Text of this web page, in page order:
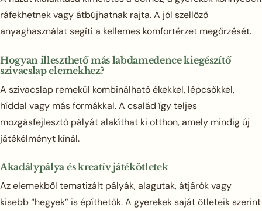
ráfekhetnek vagy átbújhatnak rajta. A jól szellőző
anyaghasználat segíti a kellemes komfortérzet megőrzését.
Hogyan illeszthető más labdamedence kiegészítő
szivacslap elemekhez?
A szivacslap remekül kombinálható ékekkel, lépcsőkkel,
híddal vagy más formákkal. A család így teljes
mozgásfejlesztő pályát alakíthat ki otthon, amely mindig új
játékélményt kínál.
Akadálypálya és kreatív játékötletek
Az elemekből tematizált pályák, alagutak, átjárók vagy
kisebb “hegyek” is építhetők. A gyerekek saját ötleteik szerint